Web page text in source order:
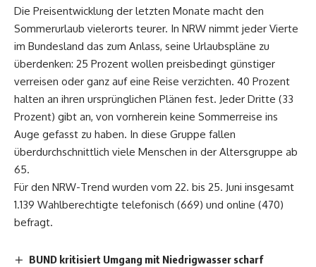
Die Preisentwicklung der letzten Monate macht den
Sommerurlaub vielerorts teurer. In NRW nimmt jeder Vierte
im Bundesland das zum Anlass, seine Urlaubspläne zu
überdenken: 25 Prozent wollen preisbedingt günstiger
verreisen oder ganz auf eine Reise verzichten. 40 Prozent
halten an ihren ursprünglichen Plänen fest. Jeder Dritte (33
Prozent) gibt an, von vornherein keine Sommerreise ins
Auge gefasst zu haben. In diese Gruppe fallen
überdurchschnittlich viele Menschen in der Altersgruppe ab
65.
Für den NRW-Trend wurden vom 22. bis 25. Juni insgesamt
1.139 Wahlberechtigte telefonisch (669) und online (470)
befragt.
BUND kritisiert Umgang mit Niedrigwasser scharf